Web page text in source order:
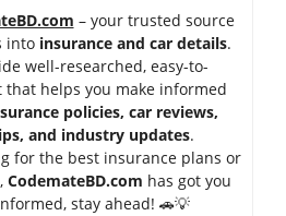
– your trusted source
into insurance and car details.
well-researched, easy-to-
helps you make informed
policies, car reviews,
and industry updates.
for the best insurance plans or
CodemateBD.com has got you
stay ahead! 🚗💡